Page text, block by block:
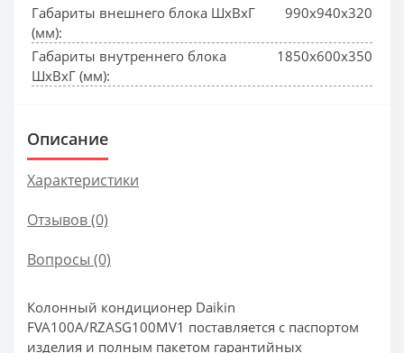
Габариты внешнего блока ШхВхГ
(мм):
990x940x320
Габариты внутреннего блока
ШхВхГ (мм):
1850x600x350
Описание
Характеристики
Отзывов (0)
Вопросы (0)
Колонный кондиционер Daikin
FVA100A/RZASG100MV1 поставляется с паспортом
изделия и полным пакетом гарантийных